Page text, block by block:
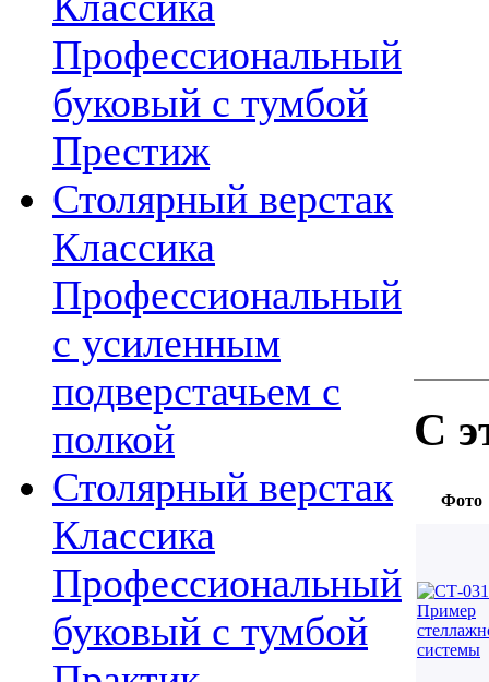
Профессиональный
буковый с тумбой
Престиж
Столярный верстак
Классика
Профессиональный
с усиленным
подверстачьем с
полкой
Столярный верстак
Классика
Профессиональный
буковый с тумбой
С
Фото